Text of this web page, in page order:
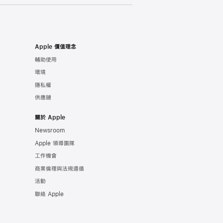
Apple 價值理念
輔助使用
環境
隱私權
供應鏈
關於 Apple
Newsroom
Apple 領導團隊
工作機會
商業倫理與法規遵循
活動
聯絡 Apple